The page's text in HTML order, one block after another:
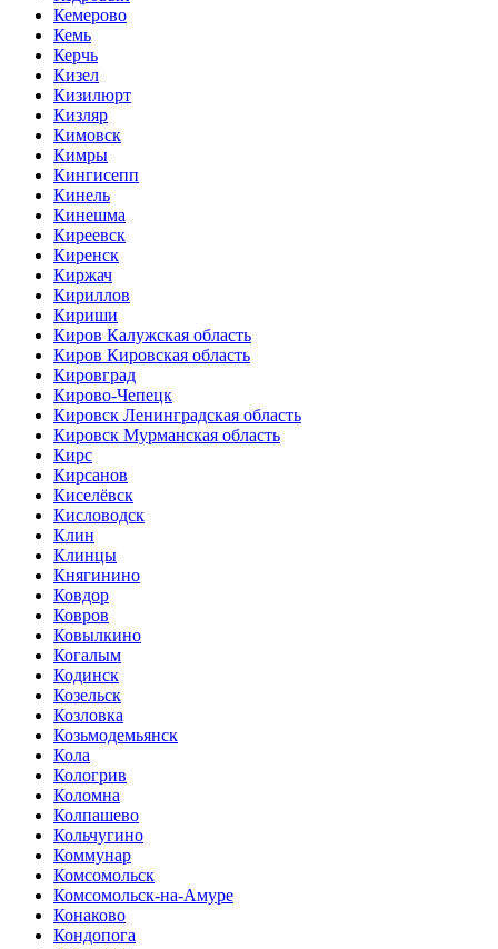
Кемерово
Кемь
Керчь
Кизел
Кизилюрт
Кизляр
Кимовск
Кимры
Кингисепп
Кинель
Кинешма
Киреевск
Киренск
Киржач
Кириллов
Кириши
Киров Калужская область
Киров Кировская область
Кировград
Кирово-Чепецк
Кировск Ленинградская область
Кировск Мурманская область
Кирс
Кирсанов
Киселёвск
Кисловодск
Клин
Клинцы
Княгинино
Ковдор
Ковров
Ковылкино
Когалым
Кодинск
Козельск
Козловка
Козьмодемьянск
Кола
Кологрив
Коломна
Колпашево
Кольчугино
Коммунар
Комсомольск
Комсомольск-на-Амуре
Конаково
Кондопога